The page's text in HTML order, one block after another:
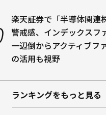
楽天証券で「半導体関連
警戒感、インデックスフ
一辺倒からアクティブフ
の活用も視野
ランキングをもっと見る